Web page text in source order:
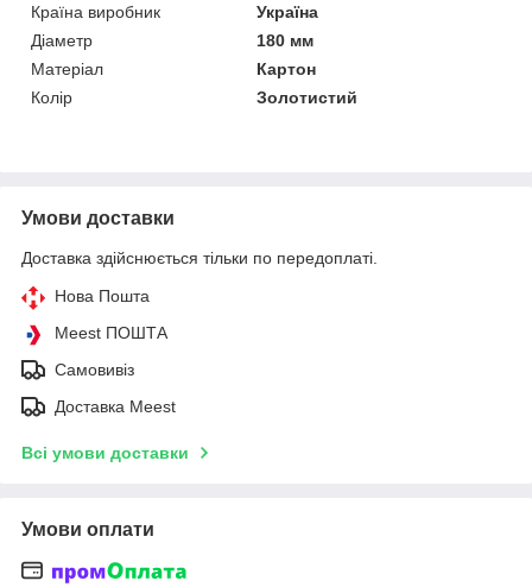
Країна виробник
Україна
Діаметр
180 мм
Матеріал
Картон
Колір
Золотистий
Умови доставки
Доставка здійснюється тільки по передоплаті.
Нова Пошта
Meest ПОШТА
Самовивіз
Доставка Meest
Всі умови доставки
Умови оплати